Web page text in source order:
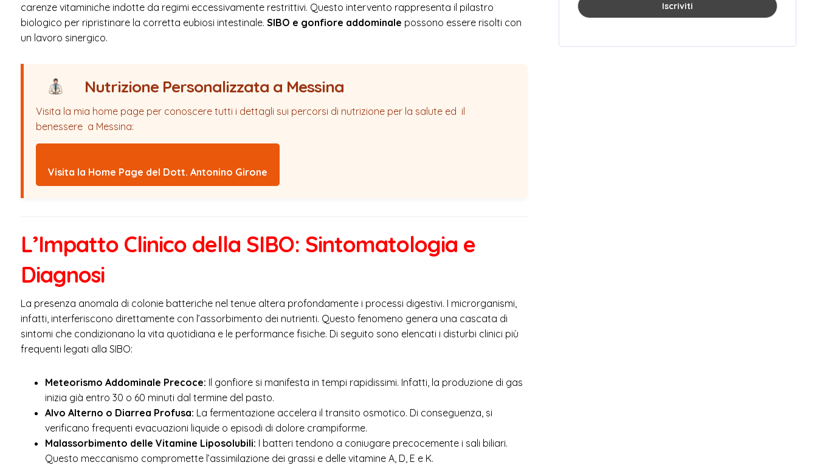
carenze vitaminiche indotte da regimi eccessivamente restrittivi. Questo intervento rappresenta il pilastro
biologico per ripristinare la corretta eubiosi intestinale. SIBO e gonfiore addominale possono essere risolti con
un lavoro sinergico.
Nutrizione Personalizzata a Messina
Visita la mia home page per conoscere tutti i dettagli sui percorsi di nutrizione per la salute ed il
benessere a Messina:
Visita la Home Page del Dott. Antonino Girone
L’Impatto Clinico della SIBO: Sintomatologia e
Diagnosi
La presenza anomala di colonie batteriche nel tenue altera profondamente i processi digestivi. I microrganismi,
infatti, interferiscono direttamente con l’assorbimento dei nutrienti. Questo fenomeno genera una cascata di
sintomi che condizionano la vita quotidiana e le performance fisiche. Di seguito sono elencati i disturbi clinici più
frequenti legati alla SIBO:
Meteorismo Addominale Precoce: Il gonfiore si manifesta in tempi rapidissimi. Infatti, la produzione di gas
inizia già entro 30 o 60 minuti dal termine del pasto.
Alvo Alterno o Diarrea Profusa: La fermentazione accelera il transito osmotico. Di conseguenza, si
verificano frequenti evacuazioni liquide o episodi di dolore crampiforme.
Malassorbimento delle Vitamine Liposolubili: I batteri tendono a coniugare precocemente i sali biliari.
Questo meccanismo compromette l’assimilazione dei grassi e delle vitamine A, D, E e K.